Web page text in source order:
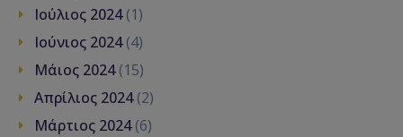
Ιούλιος 2024(1)
Ιούνιος 2024(4)
Μάιος 2024(15)
Απρίλιος 2024(2)
Μάρτιος 2024(6)